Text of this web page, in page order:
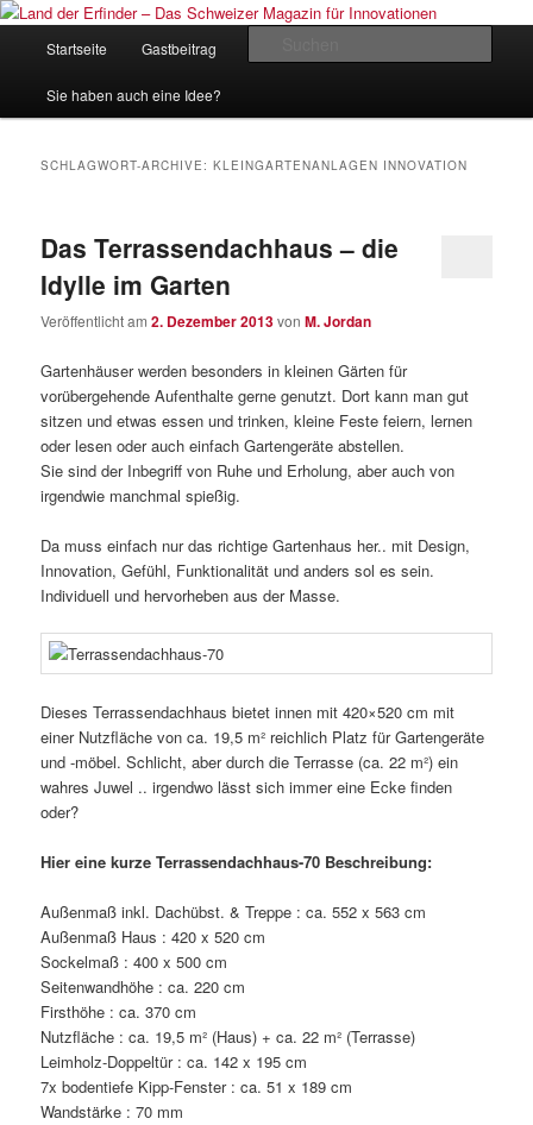
Zum
wechseln
Zum
wechselnLand der Erfinder – Das Schweizer
Startseite Gastbeitrag
Sie haben auch eine Idee?
SCHLAGWORT-ARCHIVE:KLEINGARTENANLAGEN INNOVATION
Das Terrassendachhaus – die
Idylle im Garten
Veröffentlicht am2. Dezember 2013vonM. Jordan
Gartenhäuser werden besonders in kleinen Gärten für
vorübergehende Aufenthalte gerne genutzt. Dort kann man gut
sitzen und etwas essen und trinken, kleine Feste feiern, lernen
oder lesen oder auch einfach Gartengeräte abstellen.
Sie sind der Inbegriff von Ruhe und Erholung, aber auch von
irgendwie manchmal spießig.
Da muss einfach nur das richtige Gartenhaus her.. mit Design,
Innovation, Gefühl, Funktionalität und anders sol es sein.
Individuell und hervorheben aus der Masse.
Dieses Terrassendachhaus bietet innen mit 420×520 cm mit
einer Nutzfläche von ca. 19,5 m² reichlich Platz für Gartengeräte
und -möbel. Schlicht, aber durch die Terrasse (ca. 22 m²) ein
wahres Juwel .. irgendwo lässt sich immer eine Ecke finden
oder?
Hier eine kurze Terrassendachhaus-70 Beschreibung:
Außenmaß inkl. Dachübst. & Treppe : ca. 552 x 563 cm
Außenmaß Haus : 420 x 520 cm
Sockelmaß : 400 x 500 cm
Seitenwandhöhe : ca. 220 cm
Firsthöhe : ca. 370 cm
Nutzfläche : ca. 19,5 m² (Haus) + ca. 22 m² (Terrasse)
Leimholz-Doppeltür : ca. 142 x 195 cm
7x bodentiefe Kipp-Fenster : ca. 51 x 189 cm
Wandstärke : 70 mm